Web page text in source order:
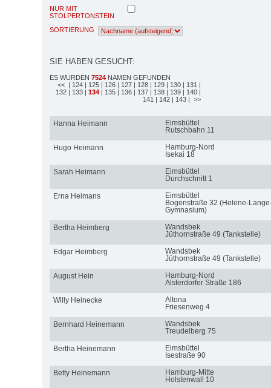
NUR MIT
STOLPERTONSTEIN
SORTIERUNG
SIE HABEN GESUCHT:
ES WURDEN 7524 NAMEN GEFUNDEN
<< | 124 | 125 | 126 | 127 | 128 | 129 | 130 | 131 |
132 | 133 | 134 | 135 | 136 | 137 | 138 | 139 | 140 |
141 | 142 | 143 | >>
Hanna Heimann
Eimsbüttel
Rutschbahn 11
Hugo Heimann
Hamburg-Nord
Isekai 18
Sarah Heimann
Eimsbüttel
Durchschnitt 1
Erna Heimans
Eimsbüttel
Bogenstraße 32 (Helene-
Gymnasium)
Bertha Heimberg
Wandsbek
Jüthornstraße 49 (Tankstelle)
Edgar Heimberg
Wandsbek
Jüthornstraße 49 (Tankstelle)
August Hein
Hamburg-Nord
Alsterdorfer Straße 186
Willy Heinecke
Altona
Friesenweg 4
Bernhard Heinemann
Wandsbek
Treudelberg 75
Bertha Heinemann
Eimsbüttel
Isestraße 90
Betty Heinemann
Hamburg-Mitte
Holstenwall 10